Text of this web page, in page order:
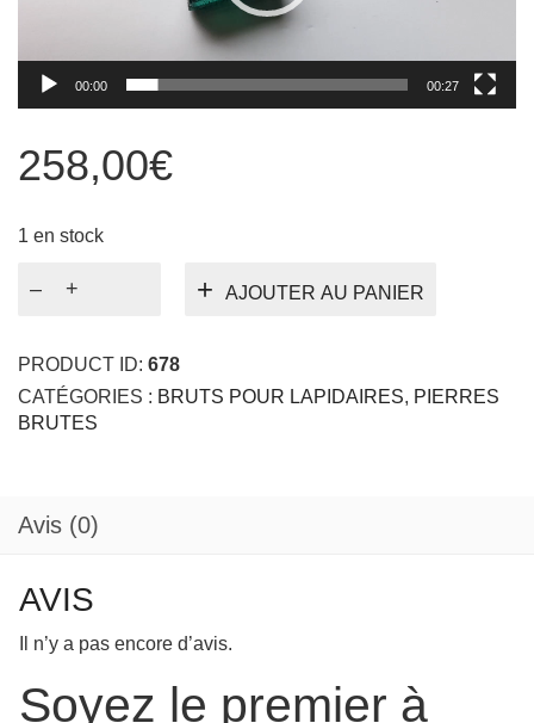
00:00 00:27
258,00€
1 en stock
Indicolite
10.86
Ct
AJOUTER AU PANIER
PRODUCT ID: 678
CATÉGORIES : BRUTS POUR LAPIDAIRES, PIERRES
BRUTES
Avis (0)
AVIS
Il n’y a pas encore d’avis.
Soyez le premier à